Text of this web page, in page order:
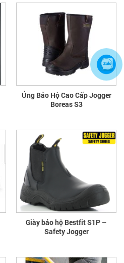
Ủng Bảo Hộ Cao Cấp Jogger
Boreas S3
Giày bảo hộ Bestfit S1P –
Safety Jogger